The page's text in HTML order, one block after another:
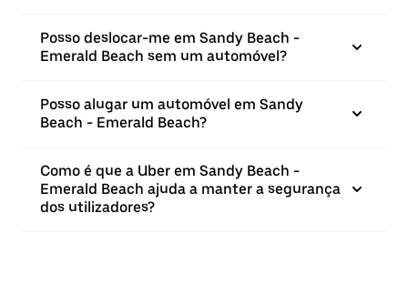
Posso deslocar-me em Sandy Beach -
Emerald Beach sem um automóvel?
Posso alugar um automóvel em Sandy
Beach - Emerald Beach?
Como é que a Uber em Sandy Beach -
Emerald Beach ajuda a manter a segurança
dos utilizadores?